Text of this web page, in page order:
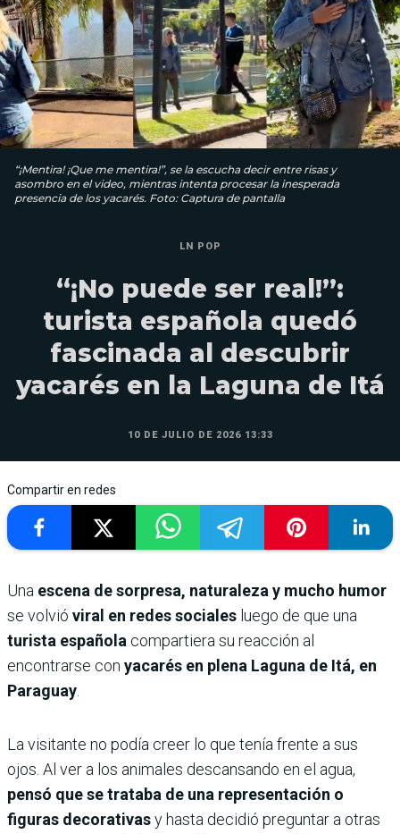
“¡Mentira! ¡Que me mentira!”, se la escucha decir entre risas y
asombro en el video, mientras intenta procesar la inesperada
presencia de los yacarés. Foto: Captura de pantalla
LN POP
“¡No puede ser real!”:
turista española quedó
fascinada al descubrir
yacarés en la Laguna de Itá
10 DE JULIO DE 2026 13:33
Compartir en redes
Una escena de sorpresa, naturaleza y mucho humor
se volvió viral en redes sociales luego de que una
turista española compartiera su reacción al
encontrarse con yacarés en plena Laguna de Itá, en
Paraguay
La visitante no podía creer lo que tenía frente a sus
ojos. Al ver a los animales descansando en el agua,
pensó que se trataba de una representación o
figuras decorativasy hasta decidió preguntar a otras